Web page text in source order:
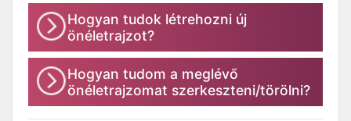
Hogyan tudok létrehozni új
önéletrajzot?
Hogyan tudom a meglévő
önéletrajzomat szerkeszteni/törölni?